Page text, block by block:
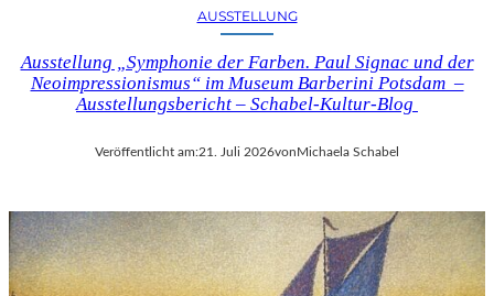
AUSSTELLUNG
Ausstellung „Symphonie der Farben. Paul Signac und der
Neoimpressionismus“ im Museum Barberini Potsdam –
Ausstellungsbericht – Schabel-Kultur-Blog
Veröffentlicht am:21. Juli 2026vonMichaela Schabel